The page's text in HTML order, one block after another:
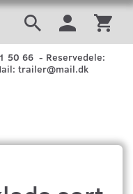
50 66 - Reservedele:
trailer@mail.dk